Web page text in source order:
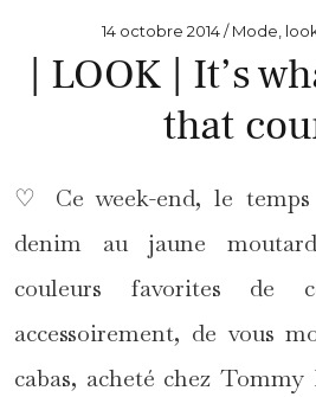
14 octobre 2014 Mode,
| LOOK | It’s
that
♡ Ce week-end, le
denim au jaune
couleurs favorites de
accessoirement, de vous
cabas, acheté chez